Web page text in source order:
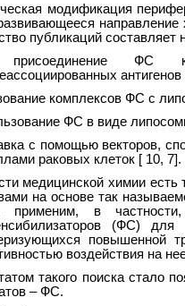
модификация
направление
публикаций составляет
ФС к
антигенов
комплексов ФС с
ФС в виде
с помощью векторов,
раковых клеток [ 10, 7].
медицинской химии
на основе так
применим, в
(ФС) для
повышенной
воздействия на
такого поиска стало
– ФС.